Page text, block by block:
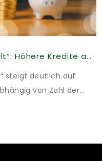
KfW-Förderung „Jung kauft Alt“: Höhere Kredite ab August 2026
steigt deutlich auf
von Zahl der